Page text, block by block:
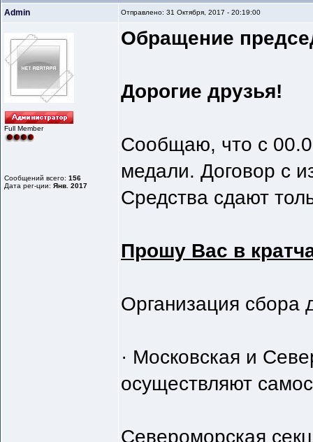
Admin Отправлено: 31 Октября, 2017 - 20:19:00
Full Member
Сообщений всего: 156
Дата рег-ции: Янв. 2017
Обращение
Дорогие друзья!
Сообщаю, что с
медали. Договор с
Средства сдают
Прошу Вас в
Организация сбора
· Московская и
осуществляют
Североморская